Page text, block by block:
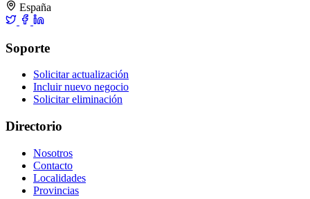
España
Soporte
Solicitar actualización
Incluir nuevo negocio
Solicitar eliminación
Directorio
Nosotros
Contacto
Localidades
Provincias